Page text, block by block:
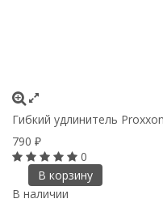
Гибкий удлинитель
790 ₽
0
В корзину
В наличии